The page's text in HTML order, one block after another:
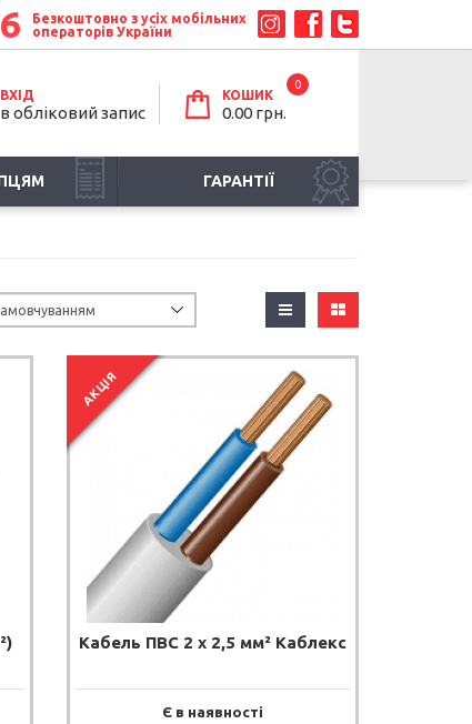
Безкоштовно з усіх мобільних
операторів України
ВХІД
в обліковий запис
КОШИК
0
0.00 грн.
ГАРАНТІЇ
АКЦІЯ
Кабель ПВС 2 х 2,5 мм² Каблекс
Є в наявності